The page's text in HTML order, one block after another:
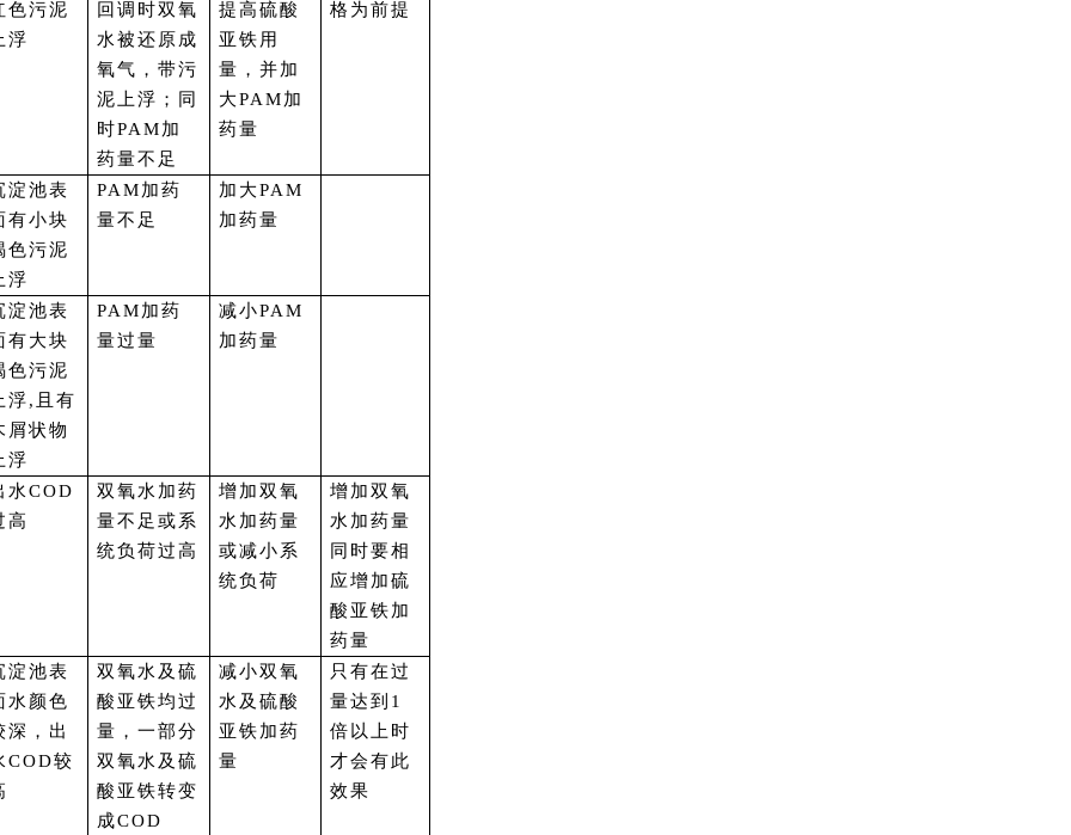
色污泥
浮
回调时双氧
水被还原成
氧气，带污
泥上浮；同
时PAM加
药量不足
提高硫酸
亚铁用
量，并加
大PAM加
药量
格为前提
淀池表
有小块
色污泥
浮
PAM加药
量不足
加大PAM
加药量
淀池表
有大块
色污泥
浮,且有
屑状物
浮
PAM加药
量过量
减小PAM
加药量
水COD
高
双氧水加药
量不足或系
统负荷过高
增加双氧
水加药量
或减小系
统负荷
增加双氧
水加药量
同时要相
应增加硫
酸亚铁加
药量
淀池表
水颜色
深，出
COD较
双氧水及硫
酸亚铁均过
量，一部分
双氧水及硫
酸亚铁转变
成COD
减小双氧
水及硫酸
亚铁加药
量
只有在过
量达到1
倍以上时
才会有此
效果